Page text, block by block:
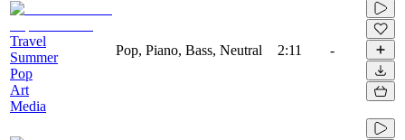
Travel
Summer
Pop
Art
Media
Pop, Piano, Bass, Neutral 2:11 -